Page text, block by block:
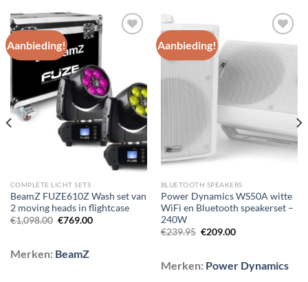
Aanbieding!
Toevoegen
wenslijst
COMPLETE LICHT SETS
BeamZ FUZE610Z Wash set van
2 moving heads in flightcase
€1,098.00 Oorspronkelijke
€769.00Huidige
Merken: BeamZ
Aanbieding!
Toevoegen
aan
wenslijst
BLUETOOTH SPEAKERS
Power Dynamics WS50A witte
WiFi en Bluetooth speakerset –
240W
€239.95 Oorspronkelijke
€209.00Huidige
Merken: Power Dynamics